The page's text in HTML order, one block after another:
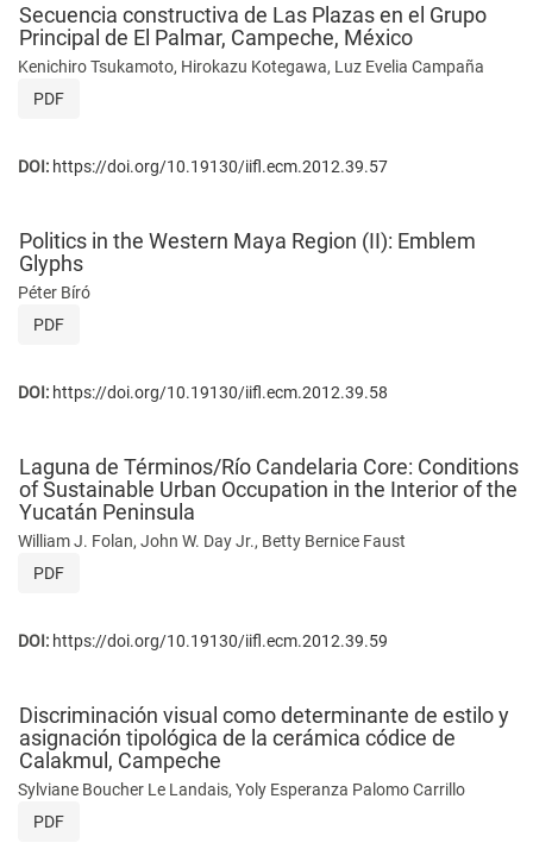
Secuencia constructiva de Las Plazas en el Grupo
Principal de El Palmar, Campeche, México
Kenichiro Tsukamoto, Hirokazu Kotegawa, Luz Evelia Campaña
PDF
DOI: https://doi.org/10.19130/iifl.ecm.2012.39.57
Politics in the Western Maya Region (II): Emblem
Glyphs
Péter Bíró
PDF
DOI: https://doi.org/10.19130/iifl.ecm.2012.39.58
Laguna de Términos/Río Candelaria Core: Conditions
of Sustainable Urban Occupation in the Interior of the
Yucatán Peninsula
William J. Folan, John W. Day Jr., Betty Bernice Faust
PDF
DOI: https://doi.org/10.19130/iifl.ecm.2012.39.59
Discriminación visual como determinante de estilo y
asignación tipológica de la cerámica códice de
Calakmul, Campeche
Sylviane Boucher Le Landais, Yoly Esperanza Palomo Carrillo
PDF